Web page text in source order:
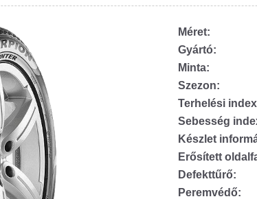
Méret:
Gyártó:
Minta:
Szezon:
Terhelési
Sebesség
Készlet
Erősített
Defekttűrő:
Peremvédő: